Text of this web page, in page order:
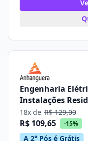
Engenharia
Instalações
18x de R$ 129,00
R$ 109,65 -15%
A 2° Pós é Grátis